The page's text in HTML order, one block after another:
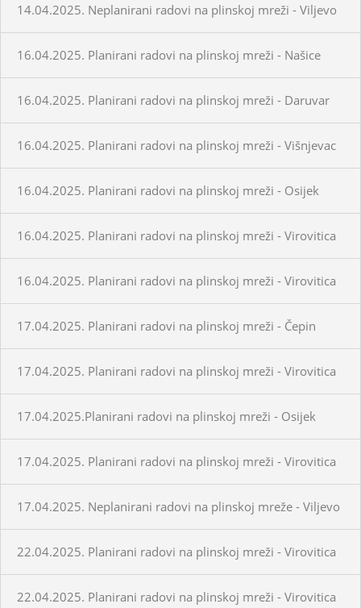
14.04.2025. Neplanirani radovi na plinskoj mreži - Viljevo
16.04.2025. Planirani radovi na plinskoj mreži - Našice
16.04.2025. Planirani radovi na plinskoj mreži - Daruvar
16.04.2025. Planirani radovi na plinskoj mreži - Višnjevac
16.04.2025. Planirani radovi na plinskoj mreži - Osijek
16.04.2025. Planirani radovi na plinskoj mreži - Virovitica
16.04.2025. Planirani radovi na plinskoj mreži - Virovitica
17.04.2025. Planirani radovi na plinskoj mreži - Čepin
17.04.2025. Planirani radovi na plinskoj mreži - Virovitica
17.04.2025.Planirani radovi na plinskoj mreži - Osijek
17.04.2025. Planirani radovi na plinskoj mreži - Virovitica
17.04.2025. Neplanirani radovi na plinskoj mreže - Viljevo
22.04.2025. Planirani radovi na plinskoj mreži - Virovitica
22.04.2025. Planirani radovi na plinskoj mreži - Virovitica